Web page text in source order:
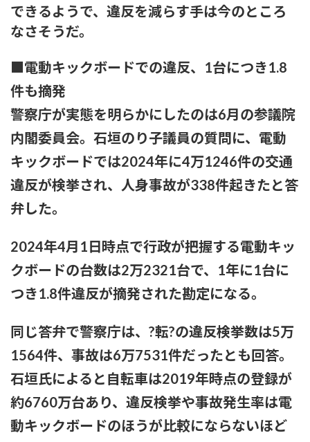
【画像】風俗でこのレベルのキツネ系女子が出てきたらどうす
る？
赤木野々花アナ おはよう日本【GIF動画あり】
あいみょん「私が乳出してるみたいな…きもすぎ」ネット上で
出回るAI画像に苦言
【感謝】イコラブ人気メンバー・齋藤樹愛羅さんが『盛れ！
ミ・アモーレ』を踊ってくださる
【ファッション】「同級生に笑われたことも」現役女子大生が
「全身レギンス姿」で大学に通う理由
【騒然】中西香菜さんの夫・福永活也さん「妻が出ていってし
まいました」⇒真相発覚
動画あり】
粗品ってくっそ面白いのになんでジジイに嫌われてるん
プリズンブレイク、シーズン1を超えるドラマや映画世の中に
【テレビ】玉川徹「僕はマイナンバーカードを持っていない。
不便だと感じたことは一回もない」「使いたい人だけにすれば
できるようで、違反を減らす手は今のところ
なさそうだ。
■電動キックボードでの違反、1台につき1.8
件も摘発
警察庁が実態を明らかにしたのは6月の参議院
内閣委員会。石垣のり子議員の質問に、電動
キックボードでは2024年に4万1246件の交通
違反が検挙され、人身事故が338件起きたと答
弁した。
2024年4月1日時点で行政が把握する電動キッ
クボードの台数は2万2321台で、1年に1台に
つき1.8件違反が摘発された勘定になる。
同じ答弁で警察庁は、?転?の違反検挙数は5万
1564件、事故は6万7531件だったとも回答。
石垣氏によると自転車は2019年時点の登録が
約6760万台あり、違反検挙や事故発生率は電
動キックボードのほうが比較にならないほど